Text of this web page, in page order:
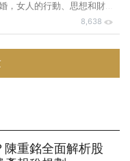
，女人的行動、思想和財富
本親子書的她，更是許多年
多人認為「結婚是愛情的墳
小學，林書煒扮演人妻與人
8,638
陳重銘全面解析股